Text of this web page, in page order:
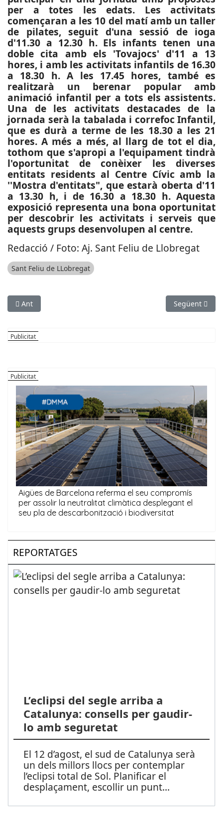
per a totes les edats. Les activitats
començaran a les 10 del matí amb un taller
de pilates, seguit d'una sessió de ioga
d'11.30 a 12.30 h. Els infants tenen una
doble cita amb els 'Tovajocs' d'11 a 13
hores, i amb les activitats infantils de 16.30
a 18.30 h. A les 17.45 hores, també es
realitzarà un berenar popular amb
animació infantil per a tots els assistents.
Una de les activitats destacades de la
jornada serà la tabalada i correfoc Infantil,
que es durà a terme de les 18.30 a les 21
hores. A més a més, al llarg de tot el dia,
tothom que s'apropi a l'equipament tindrà
l'oportunitat de conèixer les diverses
entitats residents al Centre Cívic amb la
''Mostra d'entitats", que estarà oberta d'11
a 13.30 h, i de 16.30 a 18.30 h. Aquesta
exposició representa una bona oportunitat
per descobrir les activitats i serveis que
aquests grups desenvolupen al centre.
Redacció / Foto: Aj. Sant Feliu de Llobregat
Sant Feliu de LLobregat
Article anterior: SUCCESSOS: Crema un vehicle i vegetació a
Ant Article
Següent
REPORTATGES
L’eclipsi del segle arriba a
Catalunya: consells per gaudir-
lo amb seguretat
El 12 d’agost, el sud de Catalunya serà
un dels millors llocs per contemplar
l’eclipsi total de Sol. Planificar el
desplaçament, escollir un punt...